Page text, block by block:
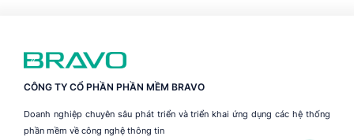
CÔNG TY CỔ PHẦN PHẦN MỀM BRAVO
Doanh nghiệp chuyên sâu phát triển và triển khai ứng dụng các hệ thống
phần mềm về công nghệ thông tin